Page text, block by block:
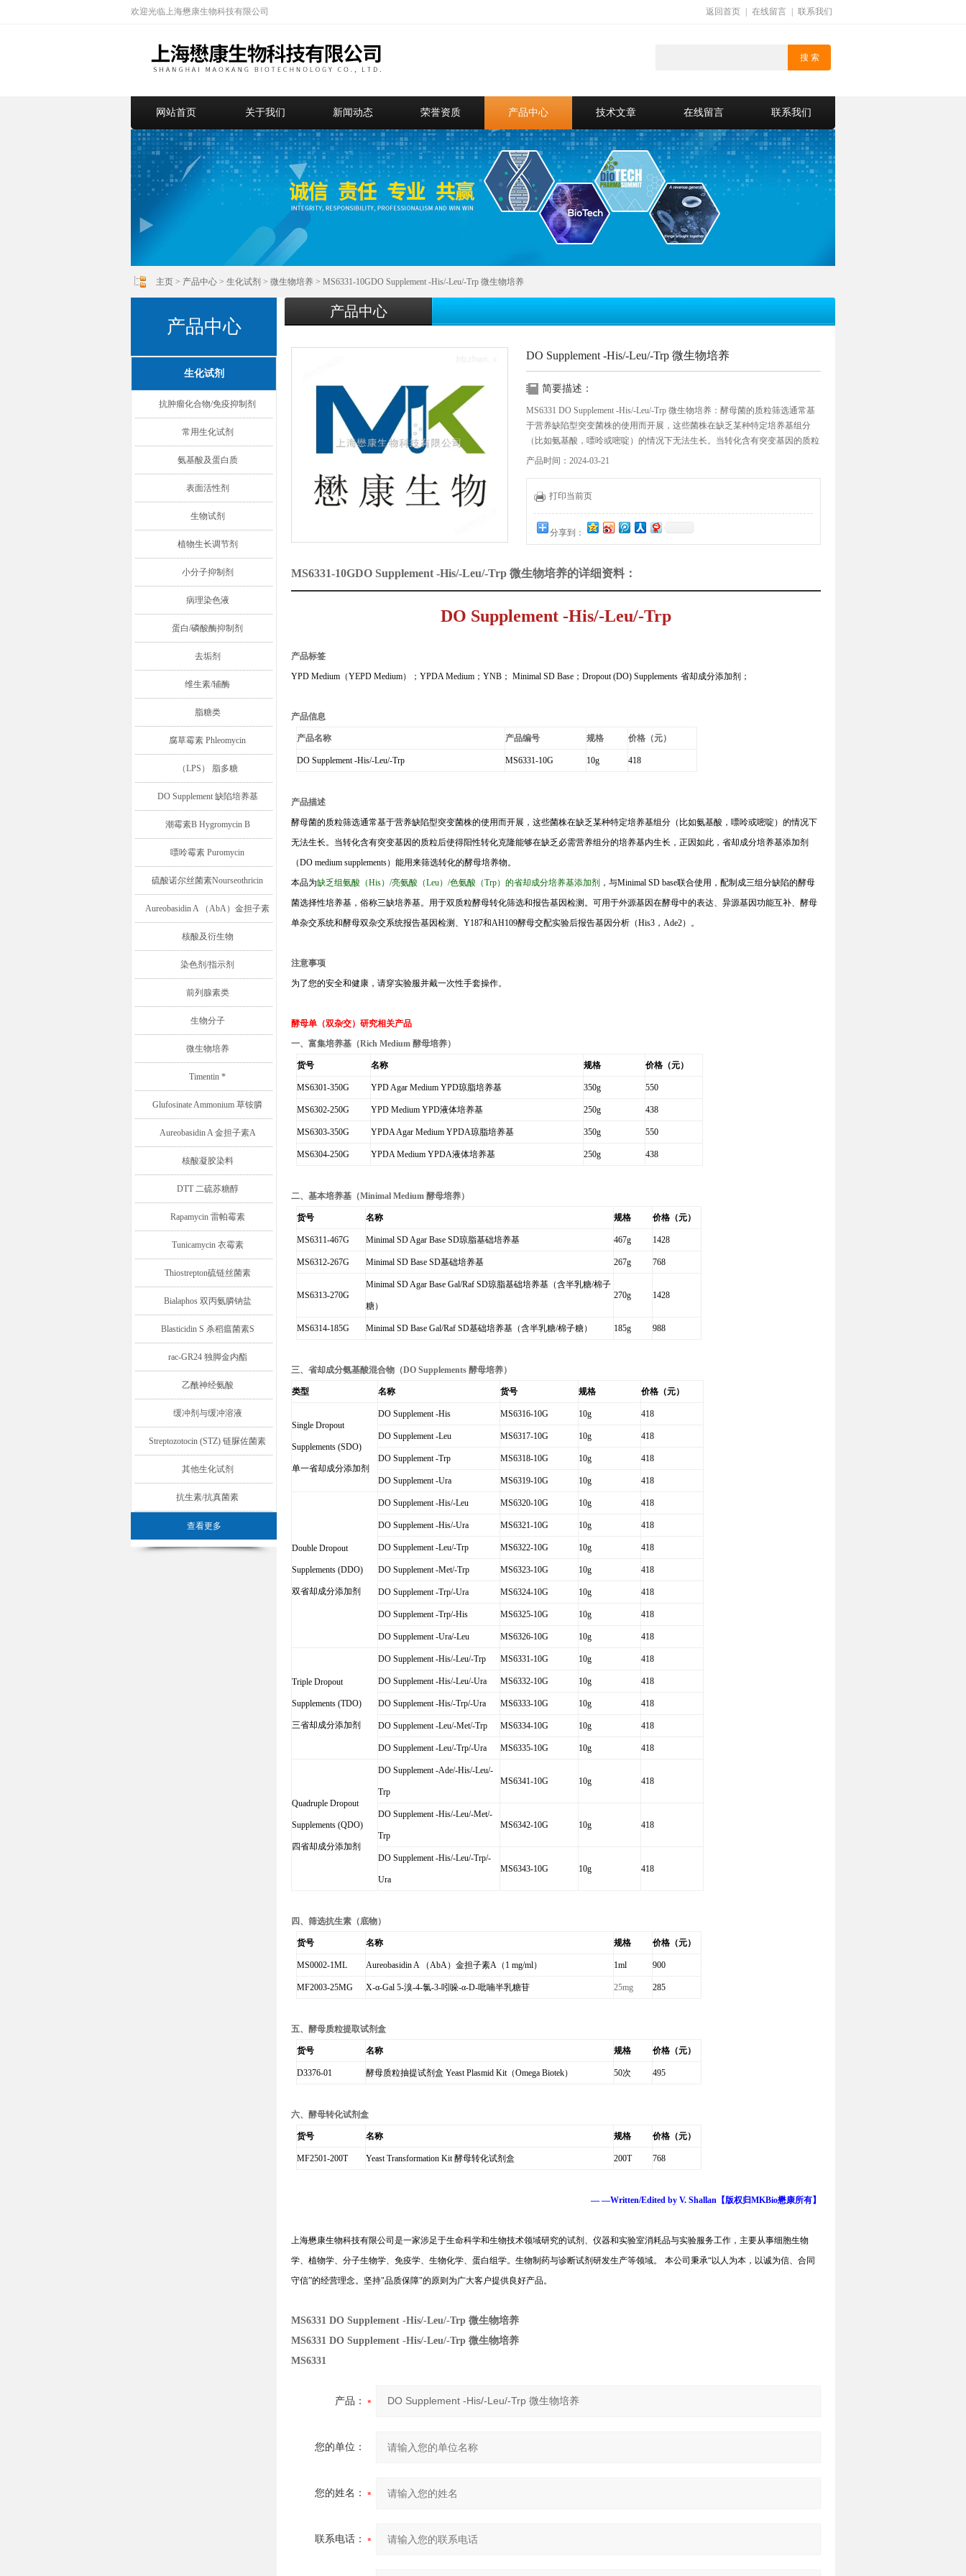
欢迎光临上海懋康生物科技有限公司 返回首页 在线留言 联系我们
网站首页 关于我们 新闻动态 荣誉资质 产品中心 技术文章 在线留言 联系我们
主页 > 产品中心 > 生化试剂 > 微生物培养 > MS6331-10GDO Supplement -His/-Leu/-Trp 微生物培养
产品中心
生化试剂
抗肿瘤化合物/免疫抑制剂
常用生化试剂
氨基酸及蛋白质
表面活性剂
生物试剂
植物生长调节剂
小分子抑制剂
病理染色液
蛋白/磷酸酶抑制剂
去垢剂
维生素/辅酶
脂糖类
腐草霉素 Phleomycin
（LPS） 脂多糖
DO Supplement 缺陷培养基
潮霉素B Hygromycin B
嘌呤霉素 Puromycin
硫酸诺尔丝菌素Nourseothricin
Aureobasidin A （AbA）金担子素
A
核酸及衍生物
染色剂/指示剂
前列腺素类
生物分子
微生物培养
Timentin *
Glufosinate Ammonium 草铵膦
Aureobasidin A 金担子素A
核酸凝胶染料
DTT 二硫苏糖醇
Rapamycin 雷帕霉素
Tunicamycin 衣霉素
Thiostrepton硫链丝菌素
Bialaphos 双丙氨膦钠盐
Blasticidin S 杀稻瘟菌素S
rac-GR24 独脚金内酯
乙酰神经氨酸
缓冲剂与缓冲溶液
Streptozotocin (STZ) 链脲佐菌素
其他生化试剂
抗生素/抗真菌素
查看更多
产品中心
DO Supplement -His/-Leu/-Trp 微生物培养
简要描述：
MS6331 DO Supplement -His/-Leu/-Trp 微生物培养：酵母菌的质粒筛选通常基
于营养缺陷型突变菌株的使用而开展，这些菌株在缺乏某种特定培养基组分
（比如氨基酸，嘌呤或嘧啶）的情况下无法生长。当转化含有突变基因的质粒
后使得阳性转化克隆能够在缺乏必需营养组分的培养基内生长，正因如此，省
产品时间：2024-03-21
打印当前页
分享到：
MS6331-10GDO Supplement -His/-Leu/-Trp 微生物培养的详细资料：
DO Supplement -His/-Leu/-Trp
产品标签
YPD Medium （YEPD Medium） ； YPDA Medium ； YNB ； Minimal SD Base ； Dropout (DO) Supplements 省却成分添加剂；
产品信息
产品名称 产品编号 规格 价格（元）
DO Supplement -His/-Leu/-Trp MS6331-10G 10g 418
产品描述
酵母菌的质粒筛选通常基于营养缺陷型突变菌株的使用而开展，这些菌株在缺乏某种特定培养基组分（比如氨基酸，嘌呤或嘧啶）的情况下
无法生长。当转化含有突变基因的质粒后使得阳性转化克隆能够在缺乏必需营养组分的培养基内生长，正因如此，省却成分培养基添加剂
（DO medium supplements）能用来筛选转化的酵母培养物。
本品为缺乏组氨酸（His） /亮氨酸（Leu） /色氨酸（Trp）的省却成分培养基添加剂 ，与Minimal SD base联合使用，配制成三组分缺陷的酵母
菌选择性培养基，俗称三缺培养基。用于双质粒酵母转化筛选和报告基因检测。可用于外源基因在酵母中的表达、异源基因功能互补、酵母
单杂交系统和酵母双杂交系统报告基因检测、 Y187和AH109酵母交配实验后报告基因分析（His3 ， Ade2）。
注意事项
为了您的安全和健康，请穿实验服并戴一次性手套操作。
酵母单（双杂交）研究相关产品
一、富集培养基（Rich Medium 酵母培养）
货号 名称 规格 价格（元）
MS6301-350G YPD Agar Medium YPD琼脂培养基 350g 550
MS6302-250G YPD Medium YPD液体培养基 250g 438
MS6303-350G YPDA Agar Medium YPDA琼脂培养基 350g 550
MS6304-250G YPDA Medium YPDA液体培养基 250g 438
二、基本培养基（Minimal Medium 酵母培养）
货号 名称 规格 价格（元）
MS6311-467G Minimal SD Agar Base SD琼脂基础培养基 467g 1428
MS6312-267G Minimal SD Base SD基础培养基 267g 768
MS6313-270G
Minimal SD Agar Base Gal/Raf SD琼脂基础培养基（含半乳糖/棉子
糖）
270g 1428
MS6314-185G Minimal SD Base Gal/Raf SD基础培养基（含半乳糖/棉子糖） 185g 988
三、省却成分氨基酸混合物（DO Supplements 酵母培养）
类型 名称 货号 规格 价格（元）
Single Dropout
Supplements (SDO)
单一省却成分添加剂
DO Supplement -His MS6316-10G 10g 418
DO Supplement -Leu MS6317-10G 10g 418
DO Supplement -Trp MS6318-10G 10g 418
DO Supplement -Ura MS6319-10G 10g 418
Double Dropout
Supplements (DDO)
双省却成分添加剂
DO Supplement -His/-Leu MS6320-10G 10g 418
DO Supplement -His/-Ura MS6321-10G 10g 418
DO Supplement -Leu/-Trp MS6322-10G 10g 418
DO Supplement -Met/-Trp MS6323-10G 10g 418
DO Supplement -Trp/-Ura MS6324-10G 10g 418
DO Supplement -Trp/-His MS6325-10G 10g 418
DO Supplement -Ura/-Leu MS6326-10G 10g 418
Triple Dropout
Supplements (TDO)
三省却成分添加剂
DO Supplement -His/-Leu/-Trp MS6331-10G 10g 418
DO Supplement -His/-Leu/-Ura MS6332-10G 10g 418
DO Supplement -His/-Trp/-Ura MS6333-10G 10g 418
DO Supplement -Leu/-Met/-Trp MS6334-10G 10g 418
DO Supplement -Leu/-Trp/-Ura MS6335-10G 10g 418
Quadruple Dropout
Supplements (QDO)
四省却成分添加剂
DO Supplement -Ade/-His/-Leu/-
Trp
MS6341-10G 10g 418
DO Supplement -His/-Leu/-Met/-
Trp
MS6342-10G 10g 418
DO Supplement -His/-Leu/-Trp/-
Ura
MS6343-10G 10g 418
四、筛选抗生素（底物）
货号 名称 规格 价格（元）
MS0002-1ML Aureobasidin A （AbA）金担子素A （ 1 mg/ml） 1ml 900
MF2003-25MG X-α-Gal 5-溴-4-氯-3-吲哚-α-D-吡喃半乳糖苷 25mg 285
五、酵母质粒提取试剂盒
货号 名称 规格 价格（元）
D3376-01 酵母质粒抽提试剂盒 Yeast Plasmid Kit（Omega Biotek） 50次 495
六、酵母转化试剂盒
货号 名称 规格 价格（元）
MF2501-200T Yeast Transformation Kit酵母转化试剂盒 200T 768
— —Written/Edited by V. Shallan 【版权归MKBio懋康所有】
上海懋康生物科技有限公司是一家涉足于生命科学和生物技术领域研究的试剂、仪器和实验室消耗品与实验服务工作，主要从事细胞生物
学、植物学、分子生物学、免疫学、生物化学、蛋白组学。生物制药与诊断试剂研发生产等领域。
本公司秉承“以人为本，以诚为信、合同
守信”的经营理念。坚持"品质保障"的原则为广大客户提供良好产品。
MS6331 DO Supplement -His/-Leu/-Trp 微生物培养
MS6331 DO Supplement -His/-Leu/-Trp 微生物培养
MS6331
产品：
您的单位：
您的姓名：
联系电话：